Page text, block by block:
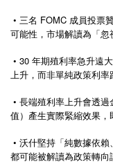
• 三名 FOMC 成員投票
可能性，市場解讀為「忽
• 30 年期殖利率急升遠
上升，而非單純政策利率
• 長端殖利率上升會透
值）產生實際緊縮效果，
• 沃什堅持「純數據依
都可能被解讀為政策轉向